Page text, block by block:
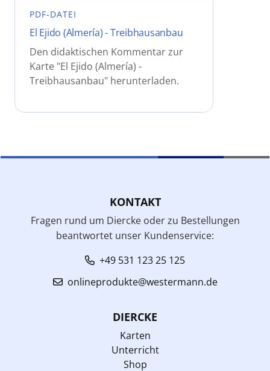
PDF-DATEI
El Ejido (Almería) - Treibhausanbau
Den didaktischen Kommentar zur
Karte "El Ejido (Almería) -
Treibhausanbau" herunterladen.
KONTAKT
Fragen rund um Diercke oder zu Bestellungen
beantwortet unser Kundenservice:
+49 531 123 25 125
onlineprodukte@westermann.de
DIERCKE
Karten
Unterricht
Shop